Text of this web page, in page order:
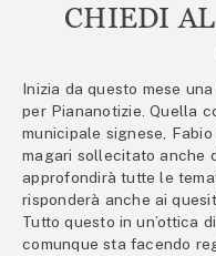
CHIEDI
Inizia da questo mese
per Piananotizie. Quella
municipale signese,
magari sollecitato anche
approfondirà tutte le
risponderà anche ai
Tutto questo in un’ottica
comunque sta facendo